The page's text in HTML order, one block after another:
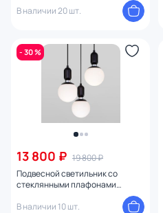
В наличии 20 шт.
- 30 %
13 800 ₽ 19 800 ₽
Подвесной светильник со
стеклянными плафонами
Eurosvet Bubble 50151/3 черный
В наличии 10 шт.